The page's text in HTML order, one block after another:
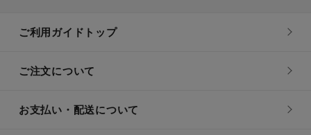
ご利用ガイドトップ
ご注文について
お支払い・配送について